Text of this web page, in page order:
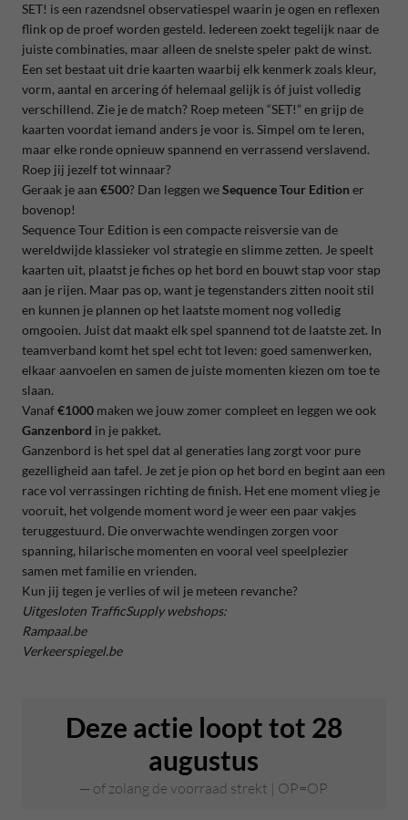
SET! is een razendsnel observatiespel waarin je ogen en reflexen
flink op de proef worden gesteld. Iedereen zoekt tegelijk naar de
juiste combinaties, maar alleen de snelste speler pakt de winst.
Een set bestaat uit drie kaarten waarbij elk kenmerk zoals kleur,
vorm, aantal en arcering óf helemaal gelijk is óf juist volledig
verschillend. Zie je de match? Roep meteen “SET!” en grijp de
kaarten voordat iemand anders je voor is. Simpel om te leren,
maar elke ronde opnieuw spannend en verrassend verslavend.
Roep jij jezelf tot winnaar?
Geraak je aan €500? Dan leggen weSequence Tour Edition er
bovenop!
SequenceTour Edition is een compacte reisversie van de
wereldwijde klassieker vol strategie en slimme zetten. Je speelt
kaarten uit, plaatst je fiches op het bord en bouwt stap voor stap
aan je rijen. Maar pas op, want je tegenstanders zitten nooit stil
en kunnen je plannen op het laatste moment nog volledig
omgooien. Juist dat maakt elk spel spannend tot de laatste zet. In
teamverband komt het spel echt tot leven: goed samenwerken,
elkaar aanvoelen en samen de juiste momenten kiezen om toe te
slaan.
Vanaf€1000maken we jouw zomer compleet en leggen we ook
Ganzenbord in je pakket.
Ganzenbord is het spel dat al generaties lang zorgt voor pure
gezelligheid aan tafel. Je zet je pion op het bord en begint aan een
race vol verrassingen richting de finish. Het ene moment vlieg je
vooruit, het volgende moment word je weer een paar vakjes
teruggestuurd. Die onverwachte wendingen zorgen voor
spanning, hilarische momenten en vooral veel speelplezier
samen met familie en vrienden.
Kun jij tegen je verlies of wil je meteen revanche?
Uitgesloten TrafficSupply webshops:
Rampaal.be
Verkeerspiegel.be
Deze actie loopt tot 28
augustus
of zolang de voorraad strekt | OP=OP